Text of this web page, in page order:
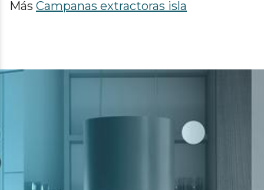
Más Campanas extractoras isla